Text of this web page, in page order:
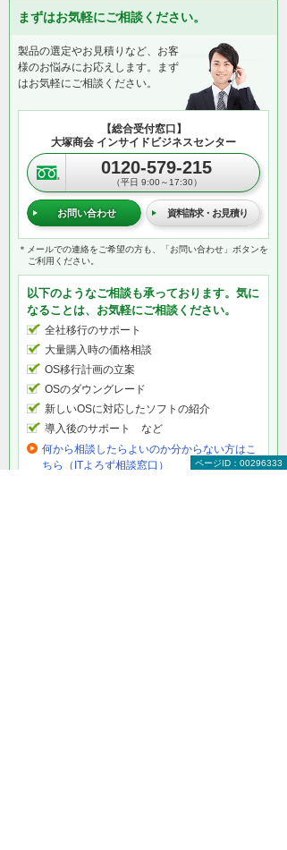
まずはお気軽にご相談ください。
製品の選定やお見積りなど、お客
様のお悩みにお応えします。まず
はお気軽にご相談ください。
【総合受付窓口】
大塚商会 インサイドビジネスセンター
0120-579-215
（平日 9:00～17:30）
お問い合わせ 資料請求・お見積り
＊メールでの連絡をご希望の方も、「お問い合わせ」ボタンを
ご利用ください。
以下のようなご相談も承っております。気に
なることは、お気軽にご相談ください。
全社移行のサポート
大量購入時の価格相談
OS移行計画の立案
OSのダウングレード
新しいOSに対応したソフトの紹介
導入後のサポート など
何から相談したらよいのか分からない方はこ
ちら（ITよろず相談窓口）
ページID：00296333